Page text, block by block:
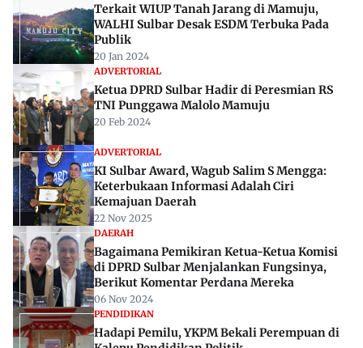
Terkait WIUP Tanah Jarang di Mamuju,
WALHI Sulbar Desak ESDM Terbuka Pada
Publik
20 Jan 2024
ADVERTORIAL
Ketua DPRD Sulbar Hadir di Peresmian RS
TNI Punggawa Malolo Mamuju
20 Feb 2024
ADVERTORIAL
KI Sulbar Award, Wagub Salim S Mengga:
Keterbukaan Informasi Adalah Ciri
Kemajuan Daerah
22 Nov 2025
DAERAH
Bagaimana Pemikiran Ketua-Ketua Komisi
di DPRD Sulbar Menjalankan Fungsinya,
Berikut Komentar Perdana Mereka
06 Nov 2024
PENDIDIKAN
Hadapi Pemilu, YKPM Bekali Perempuan di